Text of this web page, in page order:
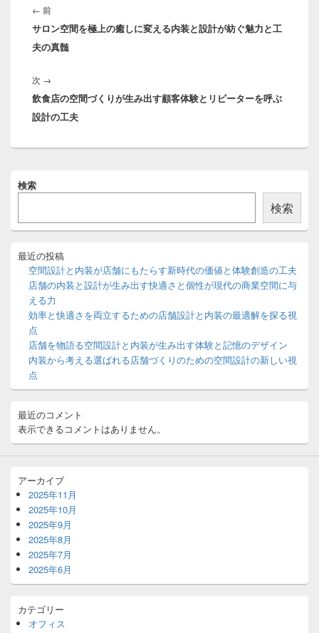
稿
ナ
ビ
ゲ
シ
ョ
ン
← 前前
の
投
サロン空間を極上の癒しに変える内装と設計が紡ぐ魅力と工
夫の真髄
次 →
の
投
飲食店の空間づくりが生み出す顧客体験とリピーターを呼ぶ
設計の工夫
イ
イ
バ
検索
検索
最近の投稿
空間設計と内装が店舗にもたらす新時代の価値と体験創造の工夫
店舗の内装と設計が生み出す快適さと個性が現代の商業空間に与
える力
効率と快適さを両立するための店舗設計と内装の最適解を探る視
点
店舗を物語る空間設計と内装が生み出す体験と記憶のデザイン
内装から考える選ばれる店舗づくりのための空間設計の新しい視
点
最近のコメント
表示できるコメントはありません。
アーカイブ
2025年11月
2025年10月
2025年9月
2025年8月
2025年7月
2025年6月
カテゴリー
オフィス